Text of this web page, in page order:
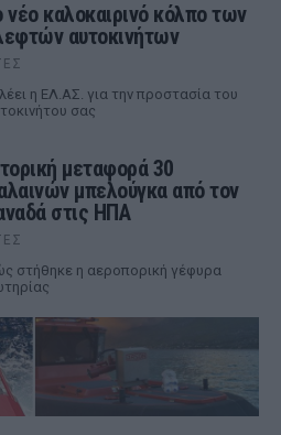
νέο καλοκαιρινό κόλπο των
αυτοκινήτων
λέει η ΕΛ.ΑΣ. για την προστασία του
σας
μεταφορά 30
μπελούγκα από τον
στις ΗΠΑ
στήθηκε η αεροπορική γέφυρα